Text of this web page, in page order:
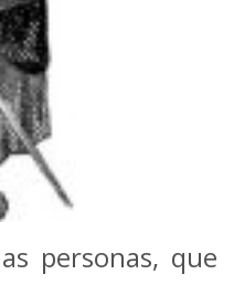
personas, que